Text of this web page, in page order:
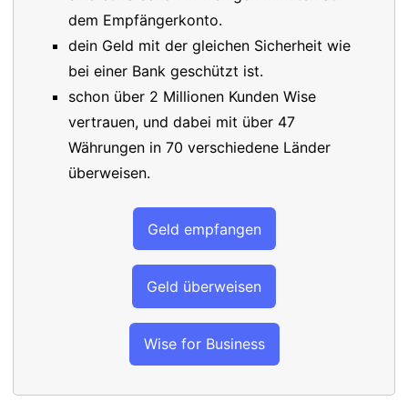
dem Empfängerkonto.
dein Geld mit der gleichen Sicherheit wie
bei einer Bank geschützt ist.
schon über 2 Millionen Kunden Wise
vertrauen, und dabei mit über 47
Währungen in 70 verschiedene Länder
überweisen.
Geld empfangen
Geld überweisen
Wise for Business